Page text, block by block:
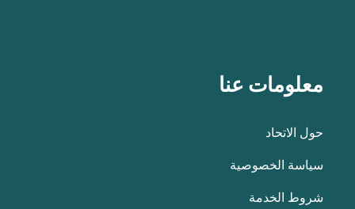
معلومات عنا
حول الاتحاد
سياسة الخصوصية
شروط الخدمة